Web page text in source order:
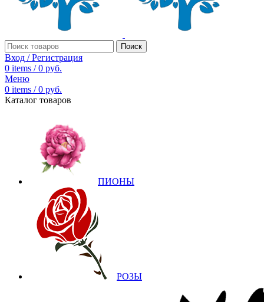
Поиск
Вход / Регистрация
0 items / 0 руб.
Меню
0 items / 0 руб.
Каталог товаров
ПИОНЫ
РОЗЫ